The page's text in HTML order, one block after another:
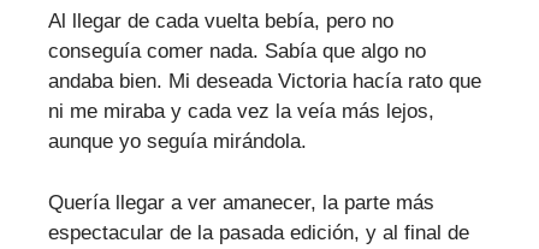
Al llegar de cada vuelta bebía, pero no
conseguía comer nada. Sabía que algo no
andaba bien. Mi deseada Victoria hacía rato que
ni me miraba y cada vez la veía más lejos,
aunque yo seguía mirándola.
Quería llegar a ver amanecer, la parte más
espectacular de la pasada edición, y al final de